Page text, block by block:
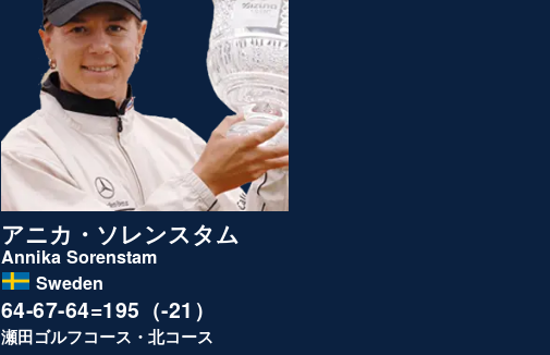
アニカ・ソレンスタム
Annika Sorenstam
Sweden
64-67-64=195（-21）
瀬田ゴルフコース・北コース